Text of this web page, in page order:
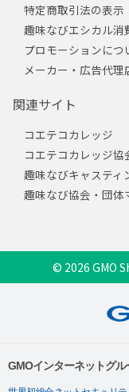
特定商取引法の表示
趣味なびエシカル消
プロモーションにつ
メーカー・広告代
関連サイト
コエテコカレッジ
コエテコカレッジ協
趣味なびキャスティ
趣味なび協会・団体
© 2026 GMO